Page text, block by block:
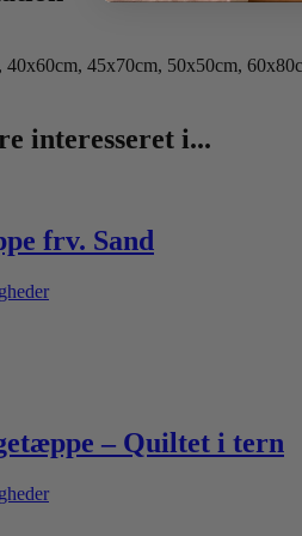
40x60cm, 45x70cm, 50x50cm,
interesseret i...
frv. Sand
– Quiltet i tern